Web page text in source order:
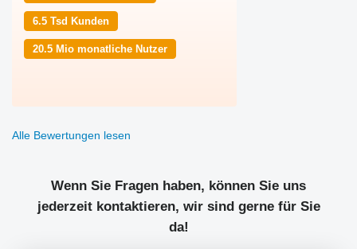
Alle Bewertungen lesen
6.5 Tsd Kunden
20.5 Mio monatliche Nutzer
Wenn Sie Fragen haben, können Sie uns
jederzeit kontaktieren, wir sind gerne für Sie
da!